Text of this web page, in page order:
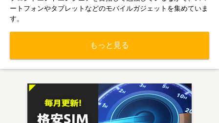
ートフォンやタブレットなどのモバイルガジェットを集めていま
す。
もっと見る